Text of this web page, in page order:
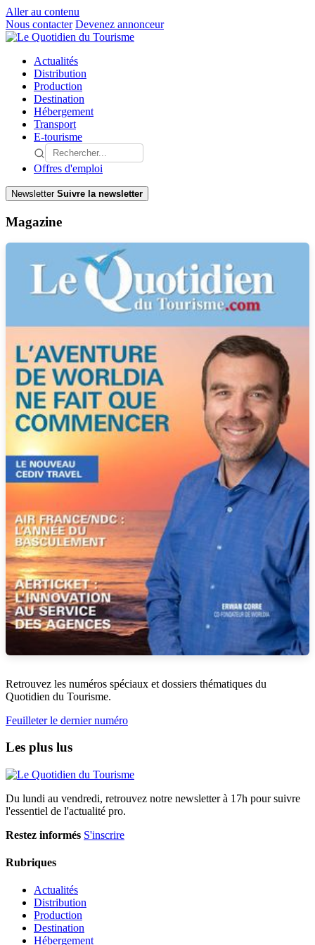
Aller au contenu
Nous contacter Devenez annonceur
Actualités
Distribution
Production
Destination
Hébergement
Transport
E-tourisme
Offres d'emploi
Newsletter Suivre la newsletter
Magazine
Retrouvez les numéros spéciaux et dossiers thématiques du
Quotidien du Tourisme.
Feuilleter le dernier numéro
Les plus lus
Du lundi au vendredi, retrouvez notre newsletter à 17h pour suivre
l'essentiel de l'actualité pro.
Restez informés S'inscrire
Rubriques
Actualités
Distribution
Production
Destination
Hébergement